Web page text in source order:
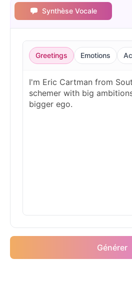
Bluey
Female @EchoVale
Male @IdeaSynth
Male @SilentNova
Male @ByteFlow
Synthèse Vocale
Greetings Emotions
Générer